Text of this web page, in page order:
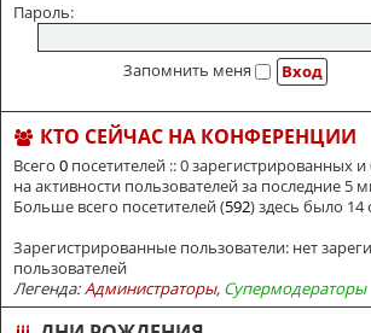
Пароль:
Запомнить меня
КТО СЕЙЧАС НА КОНФЕРЕНЦИИ
Всего 0 посетителей :: 0 зарегистрированных
на активности пользователей за последние 5
Больше всего посетителей (592) здесь было 14
Зарегистрированные пользователи: нет
пользователей
Легенда:Администраторы, Супермодераторы